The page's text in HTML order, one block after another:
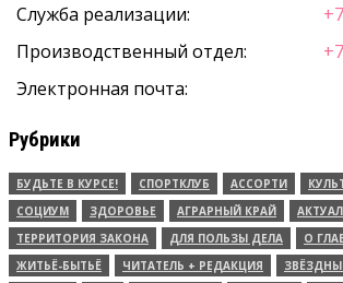
Служба реализации:
Производственный отдел:
Электронная почта:
Рубрики
БУДЬТЕ В КУРСЕ! СПОРТКЛУБ АССОРТИ
СОЦИУМ
ЗДОРОВЬЕ АГРАРНЫЙ КРАЙ
ТЕРРИТОРИЯ ЗАКОНА
ДЛЯ ПОЛЬЗЫ ДЕЛА
О
ЖИТЬЁ-БЫТЬЁ
ЧИТАТЕЛЬ + РЕДАКЦИЯ